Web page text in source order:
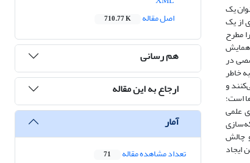
یک
اول: سخنران با تجربه‌ای که یک ارائه تخصصی و عمیق 20 تا 30 دقیقه‌ای از یک
مطرح
همایش
در
خاطر
و
است؛
علمی
چالش
ایجاد
اصل مقاله
710.77 K
هم رسانی
ارجاع به این مقاله
آمار
تعداد مشاهده مقاله 71